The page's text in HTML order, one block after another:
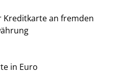
Kreditkarte an fremden
in Euro